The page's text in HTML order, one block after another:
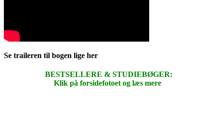
Se traileren til bogen lige her
BESTSELLERE & STUDIEBØGER:
Klik på forsidefotoet og læs mere